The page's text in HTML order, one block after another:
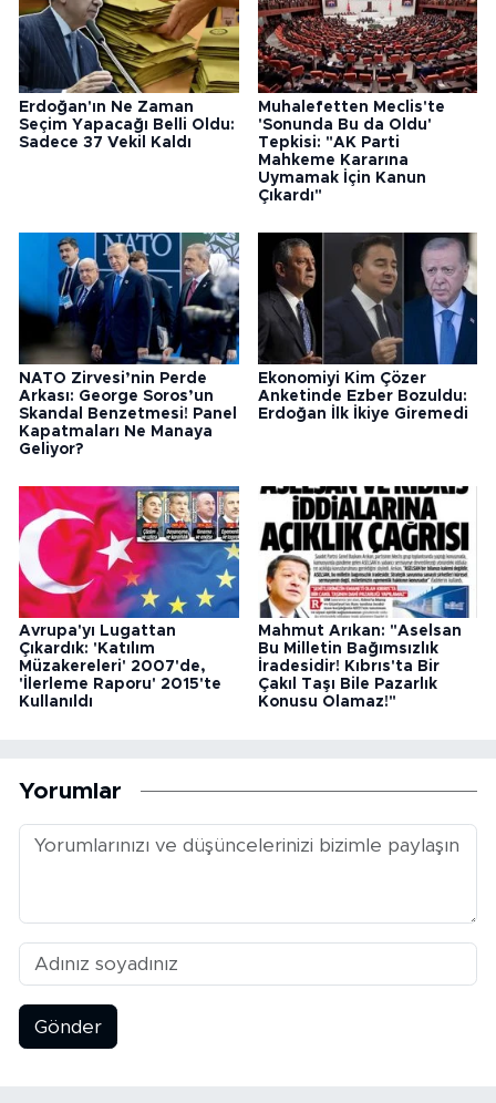
Erdoğan'ın Ne Zaman
Seçim Yapacağı Belli Oldu:
Sadece 37 Vekil Kaldı
Muhalefetten Meclis'te
'Sonunda Bu da Oldu'
Tepkisi: "AK Parti
Mahkeme Kararına
Uymamak İçin Kanun
Çıkardı"
NATO Zirvesi’nin Perde
Arkası: George Soros’un
Skandal Benzetmesi! Panel
Kapatmaları Ne Manaya
Geliyor?
Ekonomiyi Kim Çözer
Anketinde Ezber Bozuldu:
Erdoğan İlk İkiye Giremedi
Avrupa'yı Lugattan
Çıkardık: 'Katılım
Müzakereleri' 2007'de,
'İlerleme Raporu' 2015'te
Kullanıldı
Mahmut Arıkan: "Aselsan
Bu Milletin Bağımsızlık
İradesidir! Kıbrıs'ta Bir
Çakıl Taşı Bile Pazarlık
Konusu Olamaz!"
Yorumlar
Gönder